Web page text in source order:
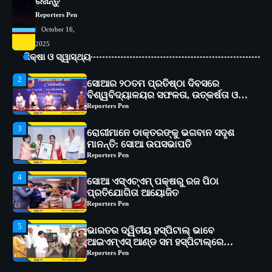
Reporters Pen
October 16,
2025
ଶିକ୍ଷା ଓ ସ୍ୱାସ୍ଥ୍ୟ
2
ଅଗ୍ରଗତିର ସ୍ମୃତିଚାରଣ
Reporters Pen
3
ରୋଗୀମାନେ ଡାକ୍ତରଙ୍କୁ ଭଗବାନ ସଦୃଶ
ମାନନ୍ତି: ସୋଆ ଉପସଭାପତି
Reporters Pen
4
ସୋଆ ଏସ୍‌ଏଚ୍‌ଏମ୍ ପକ୍ଷରୁ ରଜ ପିଠା
ପ୍ରତିଯୋଗିତା ଆୟୋଜିତ
Reporters Pen
5
ଭାରତର ଦ୍ୱିତୀୟ ହସ୍ପିଟାଲ୍ ଭାବେ
ଆଇଏମ୍‌ଏସ୍ ଆଣ୍ଡ ସମ ହସ୍ପିଟାଲ୍‌ରେ
ଅତ୍ୟାଧୁନିକ ଡିଜିସ୍କାନର ସ୍ଥାପନ
Reporters Pen
1
ସୋଆ ପକ୍ଷରୁ ରାୱେ କାର୍ଯ୍ୟକ୍ରମ ଅଧୀନରେ
୧୧ଟି ଗ୍ରାମରେ ୧୬ଟି କୃଷକ ପ୍ରଶିକ୍ଷଣ
କାର୍ଯ୍ୟକ୍ରମ ଆୟୋଜିତ
Reporters Pen